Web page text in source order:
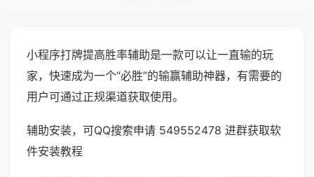
小程序打牌提高胜率辅助是一款可以让一直输的玩
家，快速成为一个“必胜”的输赢辅助神器，有需要的
用户可通过正规渠道获取使用。
辅助安装，可QQ搜索申请 549552478 进群获取软
件安装教程